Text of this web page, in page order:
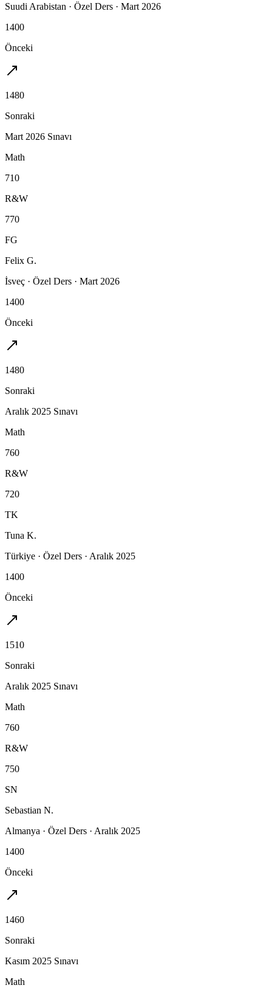
Suudi Arabistan · Özel Ders · Mart 2026
1400
Önceki
1480
Sonraki
Mart 2026 Sınavı
Math
710
R&W
770
FG
Felix G.
İsveç · Özel Ders · Mart 2026
1400
Önceki
1480
Sonraki
Aralık 2025 Sınavı
Math
760
R&W
720
TK
Tuna K.
Türkiye · Özel Ders · Aralık 2025
1400
Önceki
1510
Sonraki
Aralık 2025 Sınavı
Math
760
R&W
750
SN
Sebastian N.
Almanya · Özel Ders · Aralık 2025
1400
Önceki
1460
Sonraki
Kasım 2025 Sınavı
Math